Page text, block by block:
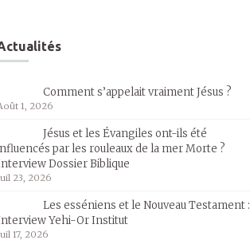
Comment s’appelait vraiment Jésus ?
1, 2026
Jésus et les Évangiles ont-ils été
par les rouleaux de la mer Morte ?
Dossier Biblique
23, 2026
Les esséniens et le Nouveau Testament :
Yehi-Or Institut
17, 2026